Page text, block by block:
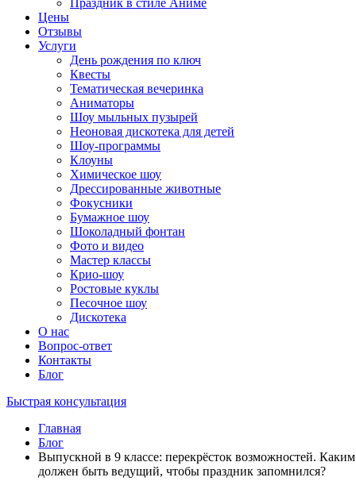
Праздник в стиле Аниме
Цены
Отзывы
Услуги
День рождения по ключ
Квесты
Тематическая вечеринка
Аниматоры
Шоу мыльных пузырей
Неоновая дискотека для детей
Шоу-программы
Клоуны
Химическое шоу
Дрессированные животные
Фокусники
Бумажное шоу
Шоколадный фонтан
Фото и видео
Мастер классы
Крио-шоу
Ростовые куклы
Песочное шоу
Дискотека
О нас
Вопрос-ответ
Контакты
Блог
Быстрая консультация
Главная
Блог
Выпускной в 9 классе: перекрёсток возможностей. Каким
должен быть ведущий, чтобы праздник запомнился?